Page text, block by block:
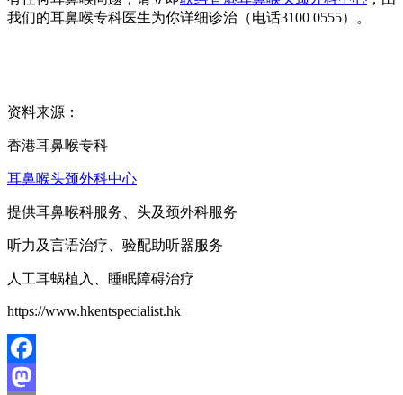
我们的耳鼻喉专科医生为你详细诊治（电话3100 0555）。
资料来源：
香港耳鼻喉专科
耳鼻喉头颈外科中心
提供耳鼻喉科服务、头及颈外科服务
听力及言语治疗、验配助听器服务
人工耳蜗植入、睡眠障碍治疗
https://www.hkentspecialist.hk
Facebook